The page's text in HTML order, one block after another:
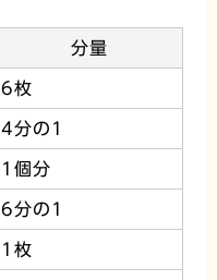
分量
6枚
4分の1
1個分
6分の1
1枚